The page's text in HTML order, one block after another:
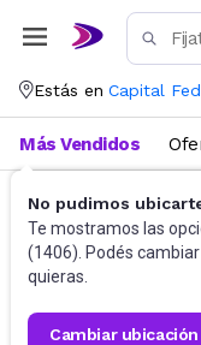
Estás en Capital
No pudimos
Te mostramos las
(1406). Podés
quieras.
cambiar ubicación
Más Vendidos
Accesorios para